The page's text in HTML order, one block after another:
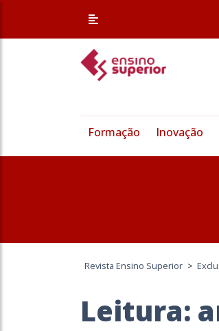
Formação Inovação
Revista Ensino Superior >
Leitura: